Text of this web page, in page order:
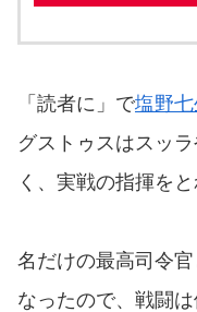
「読者に」で塩野七
グストゥスはスッ
く、実戦の指揮を
名だけの最高司令
なったので、戦闘